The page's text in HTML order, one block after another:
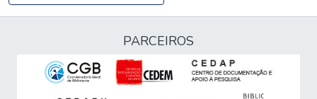
PARCEIROS